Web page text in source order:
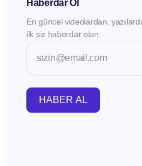
Haberdar Ol
En güncel videolardan,
ilk siz haberdar olun.
HABER AL